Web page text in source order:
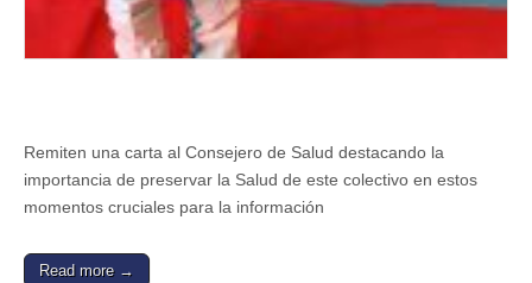
Remiten una carta al Consejero de Salud destacando la
importancia de preservar la Salud de este colectivo en estos
momentos cruciales para la información
Read more →